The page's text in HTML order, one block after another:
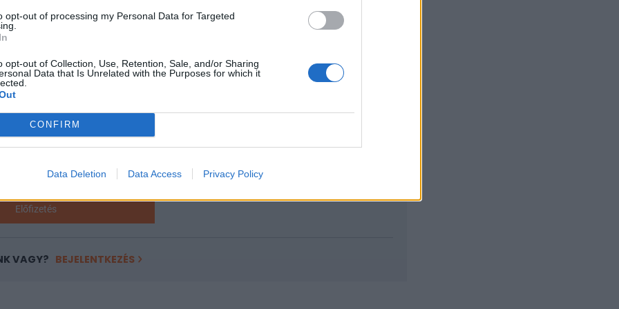
opt-out of processing my Personal Data for Targeted
opt-out of Collection, Use, Retention, Sale, and/or Sharing
Data that Is Unrelated with the Purposes for which it
CONFIRM
Data Deletion Data Access Privacy Policy
hotelekre sem jellemző az önkéntes zárlat....
portfolio.hu hírarchívumához tartozik, melynek olvasása előfizetéses
tartalmazza:
cikkarchívum
Előfizetés
VAGY? BEJELENTKEZÉS